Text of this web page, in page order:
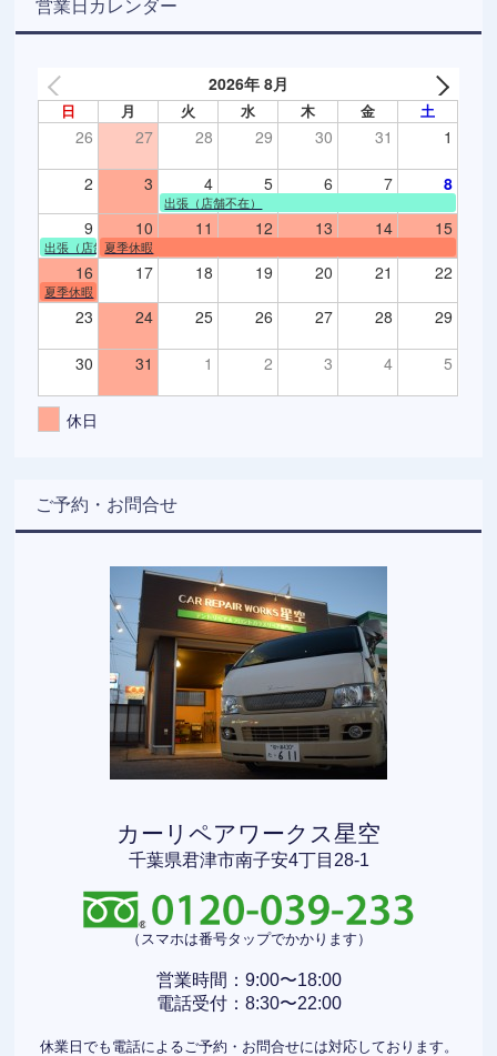
営業日カレンダー
2026年 8月
日 月 火 水 木 金 土
26 27 28 29 30 31 1
2 3 4 5 6 7 8
出張（店舗不在）
9 10 11 12 13 14 15
出張（店舗不在）
夏季休暇
16 17 18 19 20 21 22
夏季休暇
23 24 25 26 27 28 29
30 31 1 2 3 4 5
休日
ご予約・お問合せ
カーリペアワークス星空
千葉県君津市南子安4丁目28-1
（スマホは番号タップでかかります）
営業時間：9:00〜18:00
電話受付：8:30〜22:00
休業日でも電話によるご予約・お問合せには対応しております。